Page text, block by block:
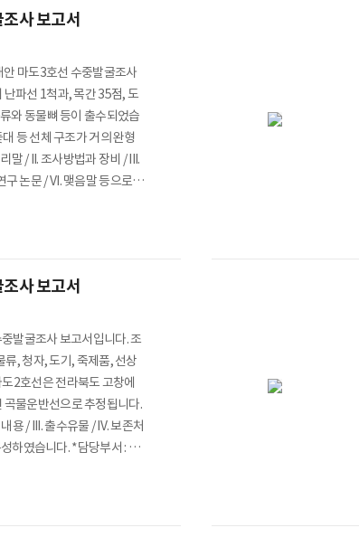
사 보고서
마도3호선 수중발굴조사
파선 1척과, 목간 35점, 도
와 동물뼈 등이 출수되었습
등 선체 구조가 거의 완형
말 / II. 조사방법과 장비 / III.
구 논문 / VI. 맺음말 등으로
굴과
사 보고서
발굴조사 보고서입니다. 조
, 청자, 도기, 죽제품, 선상
2호선은 전라북도 고창에
곡물운반선으로 추정됩니다.
용 / III. 출수유물 / IV. 보존처
하였습니다. *담당부서 : 수